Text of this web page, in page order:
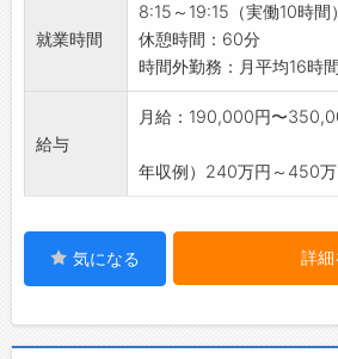
て『喜びと誇り』を持て
境づくりに努めています。
・社員一人ひとりが、自
【品質管理について】
◆『至上品質』を徹底！
・製品設計→試作→量産前
ティを実現しています。
・各工程を専門化し、よ
を提供しています。
◆QCサークル活動（QC
・業務を通じて、社会全
を得られます♪
◇製品への思い入れ！
・「この製品がどんな商
で、製造過程における責
じられ、やりがいあふれ
・OJTやOff-JTを通じて
就業時間
8:15～19:15（実働10時間）
休憩時間：60分
時間外勤務：月平均16時
給与
月給：190,000円〜
年収例）240万円～450
気になる 詳細